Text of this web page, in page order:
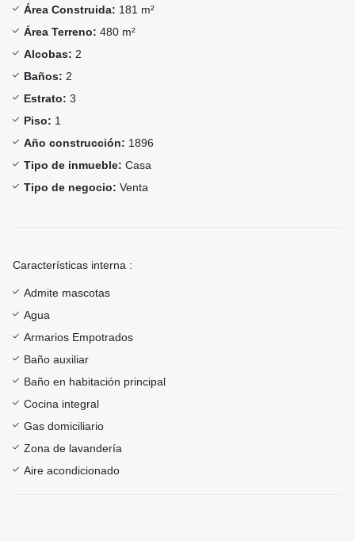
Área Construida: 181 m²
Área Terreno: 480 m²
Alcobas: 2
Baños: 2
Estrato: 3
Piso: 1
Año construcción: 1896
Tipo de inmueble: Casa
Tipo de negocio: Venta
Características interna :
Admite mascotas
Agua
Armarios Empotrados
Baño auxiliar
Baño en habitación principal
Cocina integral
Gas domiciliario
Zona de lavandería
Aire acondicionado